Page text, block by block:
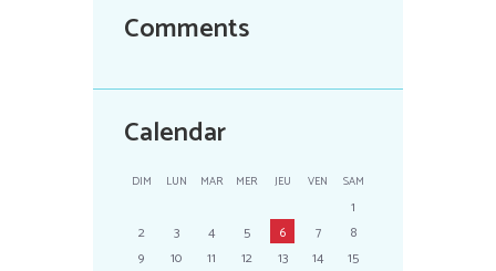
Comments
Calendar
DIM LUN MAR MER JEU VEN SAM
1
2
3 4 5 6 7
8
9
10 11 12 13 14
15